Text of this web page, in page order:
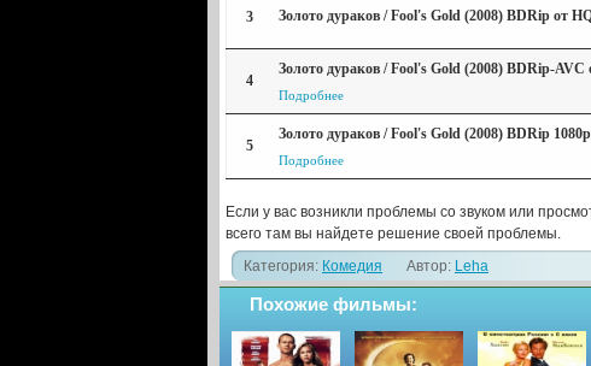
3 Золото дураков / Fool's Gold (2008) BDRip от
4
Золото дураков / Fool's Gold (2008) BDRip-AVC
Подробнее
5
Золото дураков / Fool's Gold (2008) BDRip
Подробнее
Если у вас возникли проблемы со звуком или
всего там вы найдете решение своей проблемы.
Категория: Комедия Автор: Leha
Похожие фильмы: